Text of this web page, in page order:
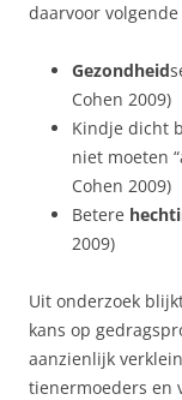
daarvoor
Gezondheid
Cohen 2009)
Kindje dicht
niet moeten
Cohen 2009)
Betere
2009)
Uit onderzoek
kans op
aanzienlijk
tienermoeders en